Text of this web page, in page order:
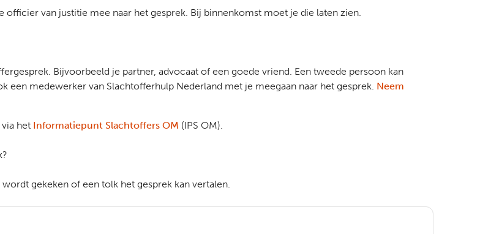
van justitie mee naar het gesprek. Bij binnenkomst moet je die laten zien.
Bijvoorbeeld je partner, advocaat of een goede vriend. Een tweede persoon kan
een medewerker van Slachtofferhulp Nederland met je meegaan naar het gesprek. Neem
het Informatiepunt Slachtoffers OM (IPS OM).
wordt gekeken of een tolk het gesprek kan vertalen.